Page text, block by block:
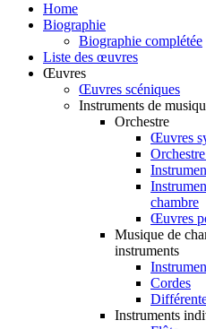
Home
Biographie
Biographie complétée
Liste des œuvres
Œuvres
Œuvres scéniques
Instruments de
Orchestre
Œuvres
chambre
Œuvres
Musique de
instruments
Cordes
Instruments